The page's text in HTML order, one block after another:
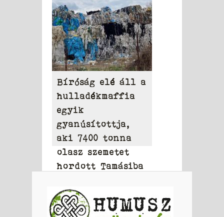
Bíróság elé áll a
hulladékmaffia
egyik
gyanúsítottja,
aki 7400 tonna
olasz szemetet
hordott Tamásiba